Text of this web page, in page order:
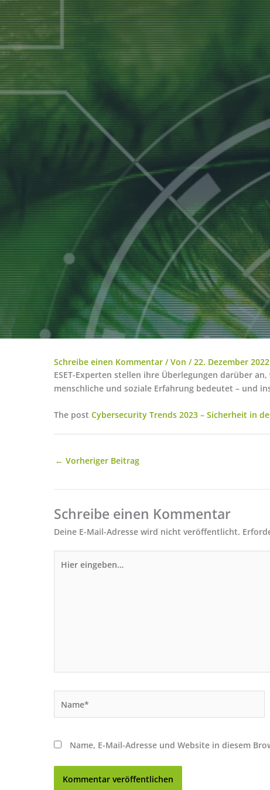
Schreibe einen Kommentar / Von /22. Dezember 2022
ESET-Experten stellen ihre Überlegungen darüber
menschliche und soziale Erfahrung bedeutet – und
The post Cybersecurity Trends 2023 – Sicherheit in
← Vorheriger Beitrag
Schreibe einen Kommentar
Deine E-Mail-Adresse wird nicht veröffentlicht.
eingeben…
Name, E-Mail-Adresse und Website in diesem